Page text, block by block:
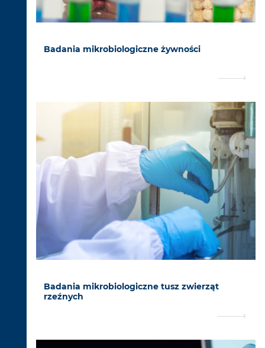
Badania mikrobiologiczne żywności
Badania mikrobiologiczne tusz zwierząt
rzeźnych